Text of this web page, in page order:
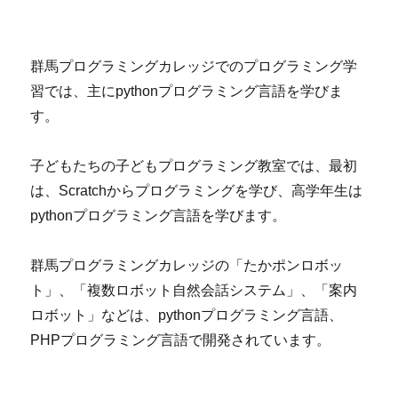
群馬プログラミングカレッジでのプログラミング学
習では、主にpythonプログラミング言語を学びま
す。
子どもたちの子どもプログラミング教室では、最初
は、Scratchからプログラミングを学び、高学年生は
pythonプログラミング言語を学びます。
群馬プログラミングカレッジの「たかポンロボッ
ト」、「複数ロボット自然会話システム」、「案内
ロボット」などは、pythonプログラミング言語、
PHPプログラミング言語で開発されています。